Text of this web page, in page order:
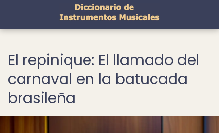
El repinique: El llamado del
carnaval en la batucada
brasileña